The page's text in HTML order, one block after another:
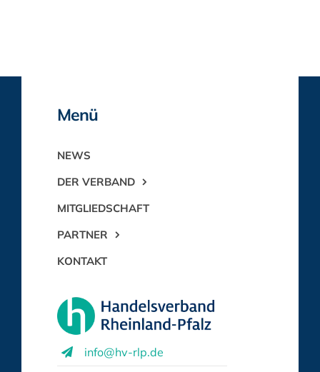
Menü
NEWS
DER VERBAND
MITGLIEDSCHAFT
PARTNER
KONTAKT
info@hv-rlp.de